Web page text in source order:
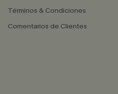
Términos & Condiciones
Comentarios de Clientes